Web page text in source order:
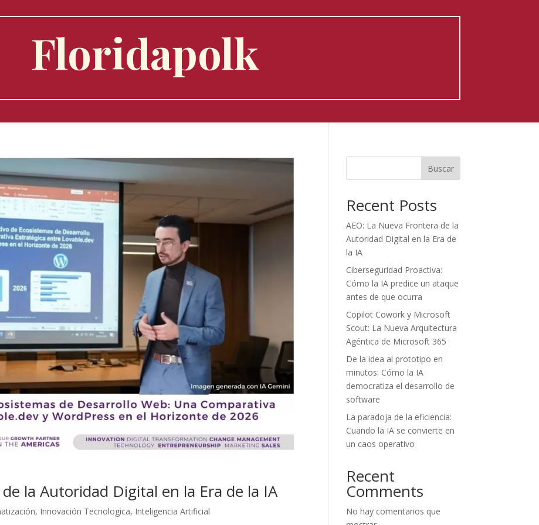
Floridapolk
la Autoridad Digital en la Era de la IA
, Innovación Tecnologica, Inteligencia Artificial
Buscar
Recent Posts
AEO: La Nueva Frontera de la
Autoridad Digital en la Era de
la IA
Ciberseguridad Proactiva:
Cómo la IA predice un ataque
antes de que ocurra
Copilot Cowork y Microsoft
Scout: La Nueva Arquitectura
Agéntica de Microsoft 365
De la idea al prototipo en
minutos: Cómo la IA
democratiza el desarrollo de
software
La paradoja de la eficiencia:
Cuando la IA se convierte en
un caos operativo
Recent
Comments
No hay comentarios que